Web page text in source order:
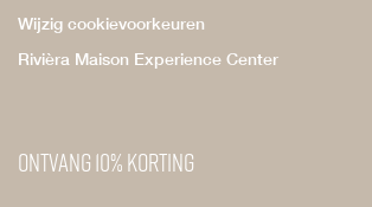
Wijzig cookievoorkeuren
Rivièra Maison Experience Center
Ontvang 10% korting